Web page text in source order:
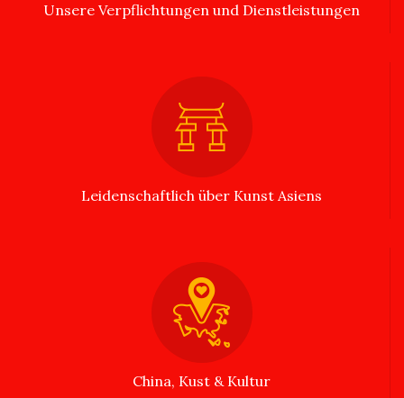
Unsere Verpflichtungen und Dienstleistungen
Leidenschaftlich über Kunst Asiens
China, Kust & Kultur